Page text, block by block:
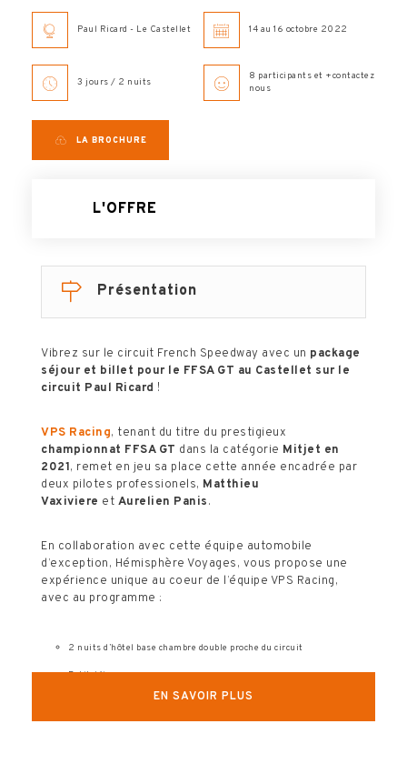
Paul Ricard - Le Castellet 14 au 16 octobre 2022
3 jours / 2 nuits
8 participants et +contactez
nous
LA BROCHURE
L'OFFRE
Présentation
Vibrez sur le circuit French Speedway avec un package
séjour et billet pour le FFSA GT au Castellet sur le
circuit Paul Ricard !
VPS Racing, tenant du titre du prestigieux
championnat FFSA GT dans la catégorie Mitjet en
2021, remet en jeu sa place cette année encadrée par
deux pilotes professionels, Matthieu
Vaxiviere et Aurelien Panis.
En collaboration avec cette équipe automobile
d’exception, Hémisphère Voyages, vous propose une
expérience unique au coeur de l’équipe VPS Racing,
avec au programme :
2 nuits d’hôtel base chambre double proche du circuit
Petit déjeuner
Billet d’entrée pour les journées de Samedi et Dimanche avec
EN SAVOIR PLUS